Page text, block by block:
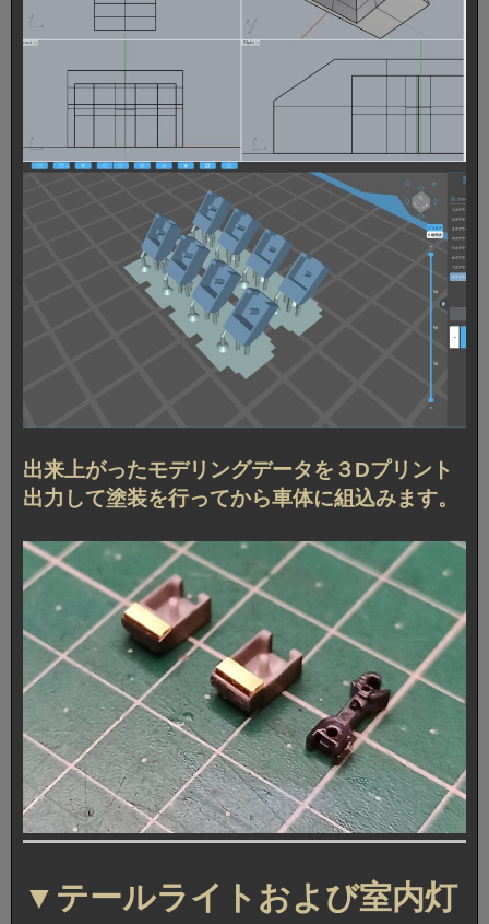
出来上がったモデリングデータを３Dプリント
出力して塗装を行ってから車体に組込みます。
▼テールライトおよび室内灯